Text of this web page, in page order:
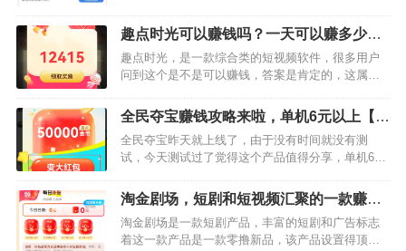
超过的流量收费惊奇的高，所以备用手机号是必选
项，我们可以把自己的…
趣点时光可以赚钱吗？一天可以赚多少，
小编亲测单机至少5元以上【首码推荐】
趣点时光，是一款综合类的短视频软件，很多用户
问到这个是不是可以赚钱，答案是肯定的，这属于
看产品内的激励视频。小编亲测该产品单机至少5元
以上，产品新上公告很优…
全民夺宝赚钱攻略来啦，单机6元以上【首
码推荐】
全民夺宝昨天就上线了，由于没有时间就没有测
试，今天测试过了觉得这个产品值得分享，单机6米
元，等于5万金币，我们可以通过最直接的玩法来进
行操作。进入产品内…
淘金剧场，短剧和短视频汇聚的一款赚零
花产品【首码推荐】
淘金剧场是一款短剧产品，丰富的短剧和广告标志
着这一款产品是一款零撸新品，该产品设置得顶包